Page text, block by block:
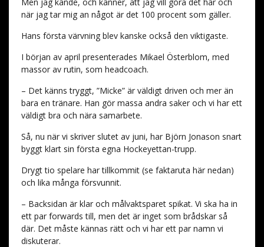
när jag tar mig an något är det 100 procent som gäller.
Hans första värvning blev kanske också den viktigaste.
I början av april presenterades Mikael Österblom, med
massor av rutin, som headcoach.
– Det känns tryggt, ”Micke” är väldigt driven och mer än
bara en tränare. Han gör massa andra saker och vi har ett
väldigt bra och nära samarbete.
Så, nu när vi skriver slutet av juni, har Björn Jonason snart
byggt klart sin första egna Hockeyettan-trupp.
Drygt tio spelare har tillkommit (se faktaruta här nedan)
och lika många försvunnit.
– Backsidan är klar och målvaktsparet spikat. Vi ska ha in
ett par forwards till, men det är inget som brådskar så
där. Det måste kännas rätt och vi har ett par namn vi
diskuterar.